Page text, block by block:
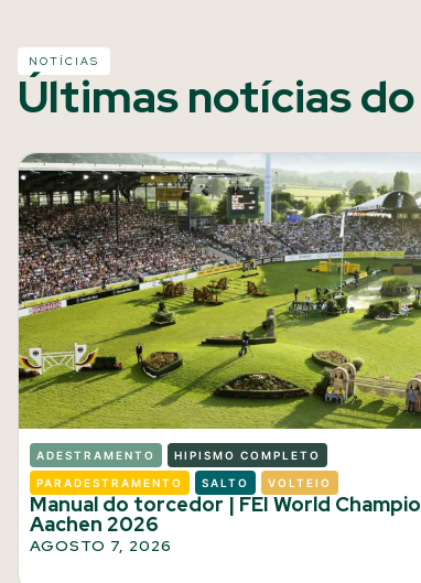
NOTÍCIAS
Últimas notícias
ADESTRAMENTO HIPISMO COMPLETO
PARADESTRAMENTO SALTO VOLTEIO
Manual do torcedor | FEI World
Aachen 2026
AGOSTO 7, 2026